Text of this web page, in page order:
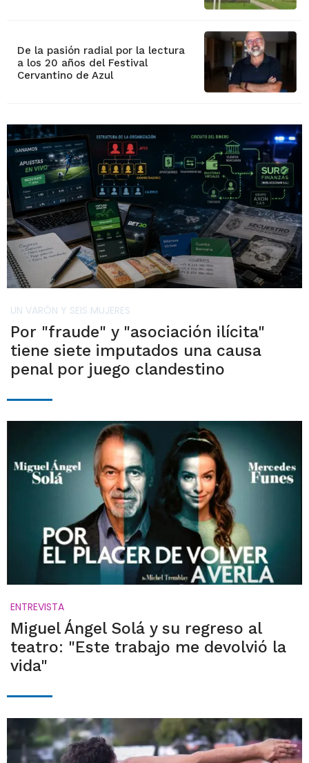
De la pasión radial por la lectura
a los 20 años del Festival
Cervantino de Azul
UN VARÓN Y SEIS MUJERES
Por "fraude" y "asociación ilícita"
tiene siete imputados una causa
penal por juego clandestino
ENTREVISTA
Miguel Ángel Solá y su regreso al
teatro: "Este trabajo me devolvió la
vida"